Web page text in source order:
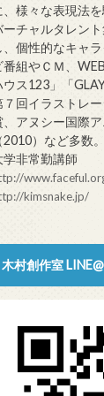
、様々な表現法
ーチャルタレン
、個性的なキャ
番組やＣＭ、
ウス123」「
７回イラストレ
、アヌシー国際
2010）など多数
学非常勤講師
kimsnake.jp/
木村創作室 LINE@